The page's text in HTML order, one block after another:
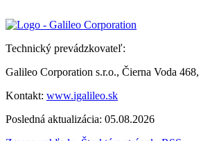
Technický prevádzkovateľ:
Galileo Corporation s.r.o., Čierna Voda
Kontakt: www.igalileo.sk
Posledná aktualizácia: 05.08.2026